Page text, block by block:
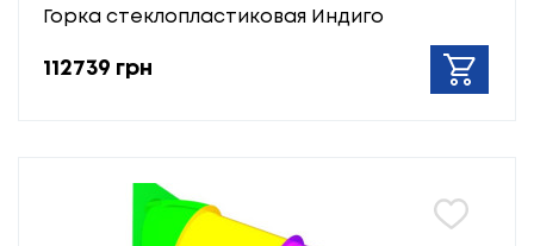
Горка стеклопластиковая Индиго
112739 грн